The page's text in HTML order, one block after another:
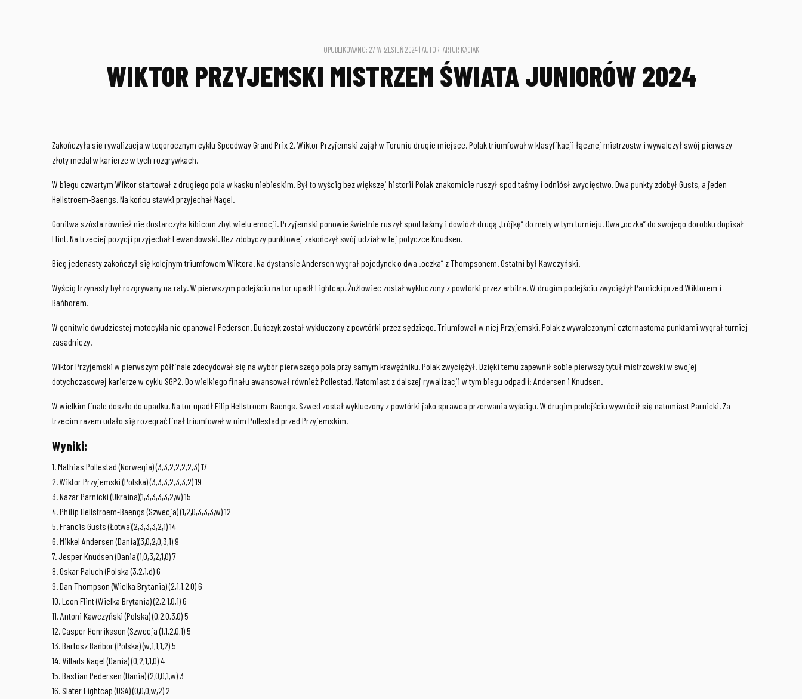
OPUBLIKOWANO: 27 WRZESIEŃ 2024 | AUTOR: ARTUR KĄCIAK
WIKTOR PRZYJEMSKI MISTRZEM ŚWIATA JUNIORÓW 2024
Zakończyła się rywalizacja w tegorocznym cyklu Speedway Grand Prix 2. Wiktor Przyjemski zajął w Toruniu drugie miejsce. Polak triumfował w klasyfikacji łącznej mistrzostw i wywalczył swój pierwszy
złoty medal w karierze w tych rozgrywkach.
W biegu czwartym Wiktor startował z drugiego pola w kasku niebieskim. Był to wyścig bez większej historii Polak znakomicie ruszył spod taśmy i odniósł zwycięstwo. Dwa punkty zdobył Gusts, a jeden
Hellstroem-Baengs. Na końcu stawki przyjechał Nagel.
Gonitwa szósta również nie dostarczyła kibicom zbyt wielu emocji. Przyjemski ponowie świetnie ruszył spod taśmy i dowiózł drugą „trójkę” do mety w tym turnieju. Dwa „oczka” do swojego dorobku dopisał
Flint. Na trzeciej pozycji przyjechał Lewandowski. Bez zdobyczy punktowej zakończył swój udział w tej potyczce Knudsen.
Bieg jedenasty zakończył się kolejnym triumfowem Wiktora. Na dystansie Andersen wygrał pojedynek o dwa „oczka” z Thompsonem. Ostatni był Kawczyński.
Wyścig trzynasty był rozgrywany na raty. W pierwszym podejściu na tor upadł Lightcap. Żużlowiec został wykluczony z powtórki przez arbitra. W drugim podejściu zwyciężył Parnicki przed Wiktorem i
Bańborem.
W gonitwie dwudziestej motocykla nie opanował Pedersen. Duńczyk został wykluczony z powtórki przez sędziego. Triumfował w niej Przyjemski. Polak z wywalczonymi czternastoma punktami wygrał turniej
zasadniczy.
Wiktor Przyjemski w pierwszym półfinale zdecydował się na wybór pierwszego pola przy samym krawężniku. Polak zwyciężył! Dzięki temu zapewnił sobie pierwszy tytuł mistrzowski w swojej
dotychczasowej karierze w cyklu SGP2. Do wielkiego finału awansował również Pollestad. Natomiast z dalszej rywalizacji w tym biegu odpadli: Andersen i Knudsen.
W wielkim finale doszło do upadku. Na tor upadł Filip Hellstroem-Baengs. Szwed został wykluczony z powtórki jako sprawca przerwania wyścigu. W drugim podejściu wywrócił się natomiast Parnicki. Za
trzecim razem udało się rozegrać finał triumfował w nim Pollestad przed Przyjemskim.
Wyniki:
1. Mathias Pollestad (Norwegia) (3,3,2,2,2,2,3) 17
2. Wiktor Przyjemski (Polska) (3,3,3,2,3,3,2) 19
3. Nazar Parnicki (Ukraina)(1,3,3,3,3,2,w) 15
4. Philip Hellstroem-Baengs (Szwecja) (1,2,0,3,3,3,w) 12
5. Francis Gusts (Łotwa)(2,3,3,3,2,1) 14
6. Mikkel Andersen (Dania)(3,0,2,0,3,1) 9
7. Jesper Knudsen (Dania)(1,0,3,2,1,0) 7
8. Oskar Paluch (Polska (3,2,1,d) 6
9. Dan Thompson (Wielka Brytania) (2,1,1,2,0) 6
10. Leon Flint (Wielka Brytania) (2,2,1,0,1) 6
11. Antoni Kawczyński (Polska) (0,2,0,3,0) 5
12. Casper Henriksson (Szwecja (1,1,2,0,1) 5
13. Bartosz Bańbor (Polska) (w,1,1,1,2) 5
14. Villads Nagel (Dania) (0,2,1,1,0) 4
15. Bastian Pedersen (Dania) (2,0,0,1,w) 3
16. Slater Lightcap (USA) (0,0,0,w,2) 2